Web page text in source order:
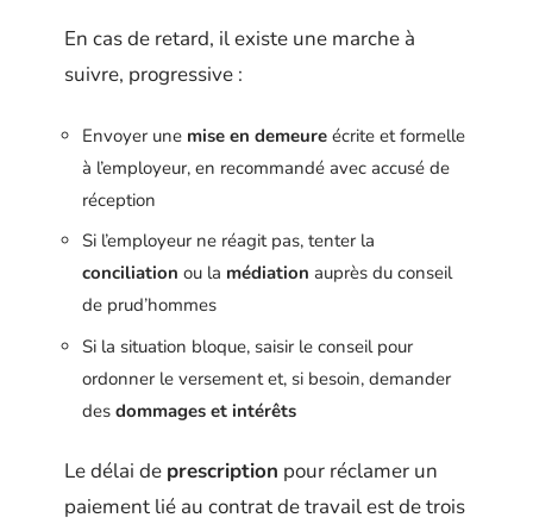
En cas de retard, il existe une marche à
suivre, progressive :
Envoyer une mise en demeure écrite et formelle
à l’employeur, en recommandé avec accusé de
réception
Si l’employeur ne réagit pas, tenter la
conciliation ou la médiation auprès du conseil
de prud’hommes
Si la situation bloque, saisir le conseil pour
ordonner le versement et, si besoin, demander
des dommages et intérêts
Le délai de prescription pour réclamer un
paiement lié au contrat de travail est de trois